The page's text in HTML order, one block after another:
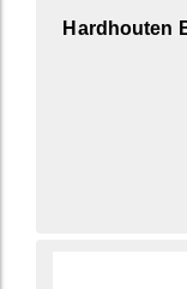
Hardhouten